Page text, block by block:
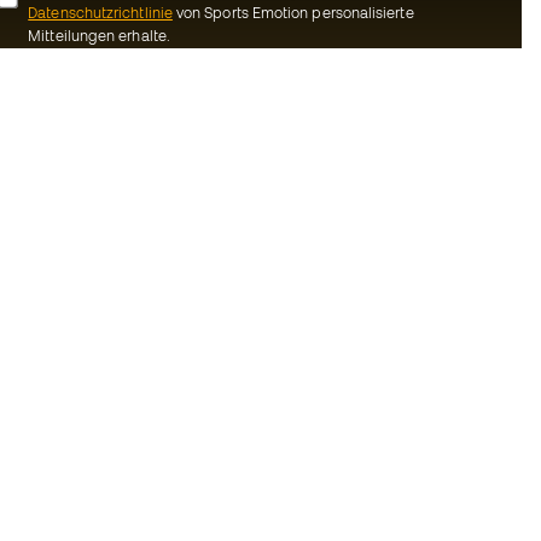
Datenschutzrichtlinievon Sports Emotion personalisierte
Mitteilungen erhalte.